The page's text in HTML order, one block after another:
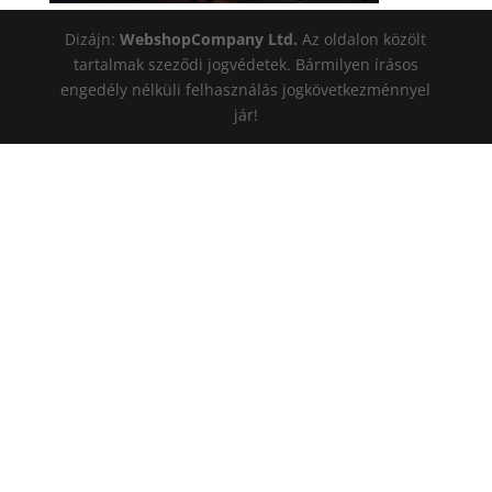
Dizájn:WebshopCompany Ltd.Az oldalon közölt
tartalmak szeződi jogvédetek. Bármilyen írásos
engedély nélküli felhasználás jogkövetkezménnyel
jár!